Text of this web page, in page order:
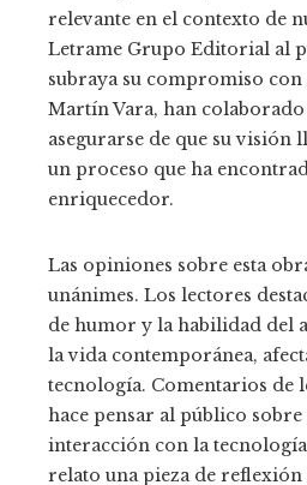
relevante en el contexto de
Letrame Grupo Editorial al
subraya su compromiso con
Martín Vara, han
asegurarse de que su visión
un proceso que ha
enriquecedor.
Las opiniones sobre esta
unánimes. Los lectores
de humor y la habilidad del
la vida contemporánea,
tecnología. Comentarios de
hace pensar al público
interacción con la
relato una pieza de reflexión